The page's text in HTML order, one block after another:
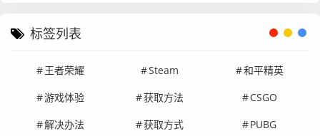
标签列表
王者荣耀 Steam
和平精英
游戏体验
获取方法
CSGO
解决办法
获取方式 PUBG